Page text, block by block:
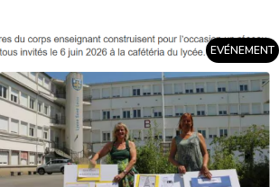
EVÉNEMENT